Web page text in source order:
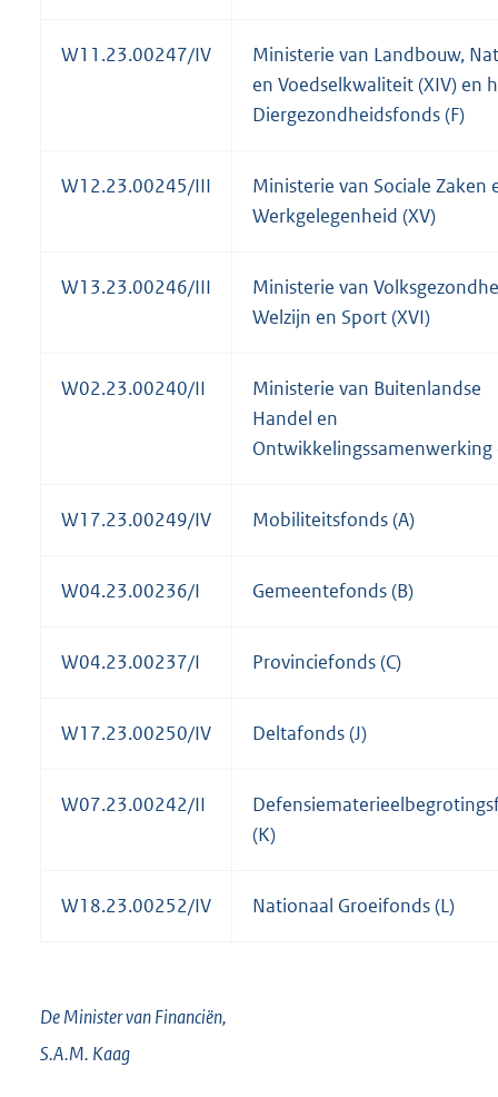
W11.23.00247/IV
Ministerie van Landbouw,
en Voedselkwaliteit (XIV) en
Diergezondheidsfonds (F)
W12.23.00245/III
Ministerie van Sociale Zaken
Werkgelegenheid (XV)
W13.23.00246/III
Ministerie van
Welzijn en Sport (XVI)
W02.23.00240/II
Ministerie van Buitenlandse
Handel en
Ontwikkelingssamenwerking
W17.23.00249/IV Mobiliteitsfonds (A)
W04.23.00236/I Gemeentefonds (B)
W04.23.00237/I Provinciefonds (C)
W17.23.00250/IV Deltafonds (J)
W07.23.00242/II
(K)
W18.23.00252/IV Nationaal Groeifonds (L)
De Minister van Financiën,
S.A.M. Kaag